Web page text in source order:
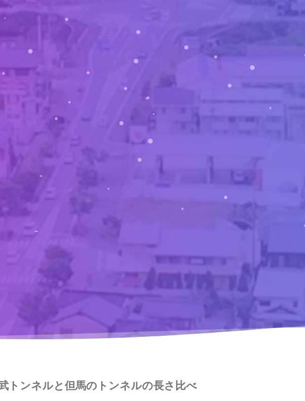
トンネルと但馬のトンネルの長さ比べ